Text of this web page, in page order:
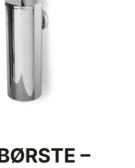
–